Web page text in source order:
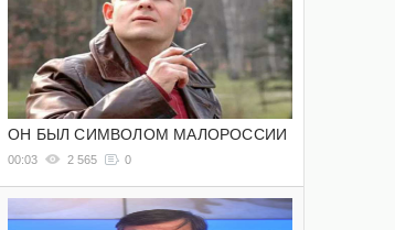
ОН БЫЛ СИМВОЛОМ МАЛОРОССИИ
00:03 2 565 0